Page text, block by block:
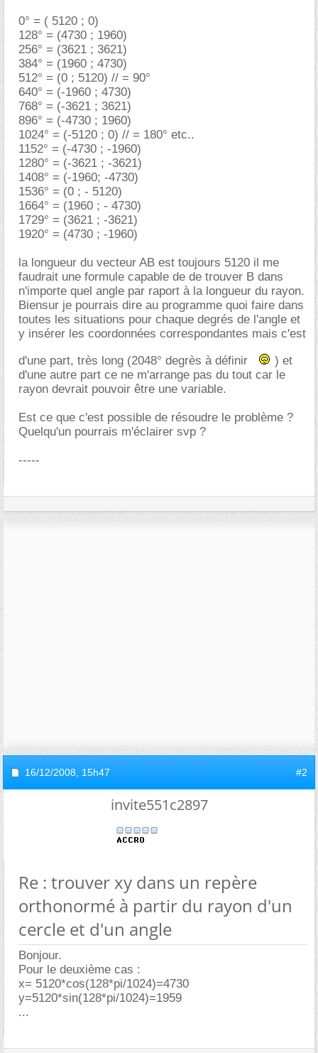
0° = ( 5120 ; 0)
128° = (4730 ; 1960)
256° = (3621 ; 3621)
384° = (1960 ; 4730)
512° = (0 ; 5120) // = 90°
640° = (-1960 ; 4730)
768° = (-3621 ; 3621)
896° = (-4730 ; 1960)
1024° = (-5120 ; 0) // = 180° etc..
1152° = (-4730 ; -1960)
1280° = (-3621 ; -3621)
1408° = (-1960; -4730)
1536° = (0 ; - 5120)
1664° = (1960 ; - 4730)
1729° = (3621 ; -3621)
1920° = (4730 ; -1960)
la longueur du vecteur AB est toujours 5120 il me
faudrait une formule capable de de trouver B dans
n'importe quel angle par raport à la longueur du rayon.
Biensur je pourrais dire au programme quoi faire dans
toutes les situations pour chaque degrés de l'angle et
y insérer les coordonnées correspondantes mais c'est
d'une part, très long (2048° degrès à définir
) et
d'une autre part ce ne m'arrange pas du tout car le
rayon devrait pouvoir être une variable.
Est ce que c'est possible de résoudre le problème ?
Quelqu'un pourrais m'éclairer svp ?
-----
16/12/2008, 15h47 #2
invite551c2897
Re : trouver xy dans un repère
orthonormé à partir du rayon d'un
cercle et d'un angle
Bonjour.
Pour le deuxième cas :
x= 5120*cos(128*pi/1024)=4730
y=5120*sin(128*pi/1024)=1959
...